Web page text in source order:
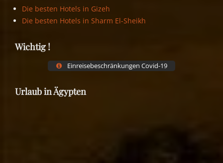
Die besten Hotels in Gizeh
Die besten Hotels in Sharm El-Sheikh
Wichtig !
Einreisebeschränkungen Covid-19
Urlaub in Ägypten